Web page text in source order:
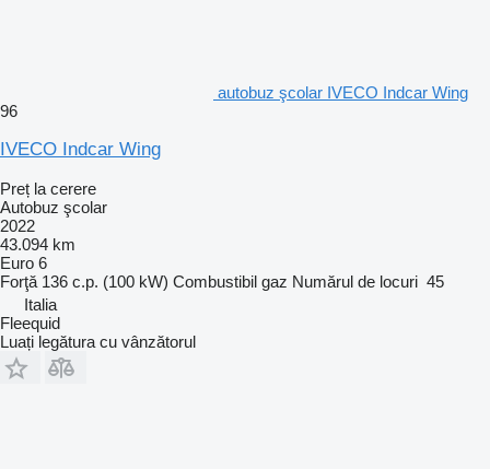
autobuz şcolar IVECO Indcar Wing
96
IVECO Indcar Wing
Preț la cerere
Autobuz şcolar
2022
43.094 km
Euro 6
Forţă 136 c.p. (100 kW) Combustibil gaz Numărul de locuri 45
Italia
Fleequid
Luați legătura cu vânzătorul